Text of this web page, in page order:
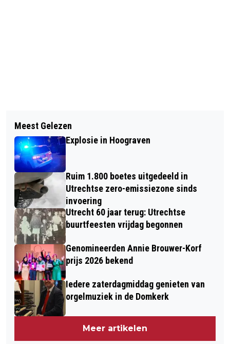
PIETER D’HONT, INFORMELE
STADSBEELDHOUWER
SELFIE AUTOMATON IN MUSEUM
SPEELKLOK
Meest Gelezen
Explosie in Hoograven
Ruim 1.800 boetes uitgedeeld in
Utrechtse zero-emissiezone sinds
invoering
Utrecht 60 jaar terug: Utrechtse
buurtfeesten vrijdag begonnen
Genomineerden Annie Brouwer-Korf
prijs 2026 bekend
Iedere zaterdagmiddag genieten van
orgelmuziek in de Domkerk
Meer artikelen